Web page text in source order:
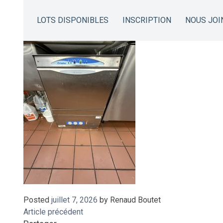
LOTS DISPONIBLES INSCRIPTION NOUS
Posted juillet 7, 2026 by Renaud Boutet
Article précédent